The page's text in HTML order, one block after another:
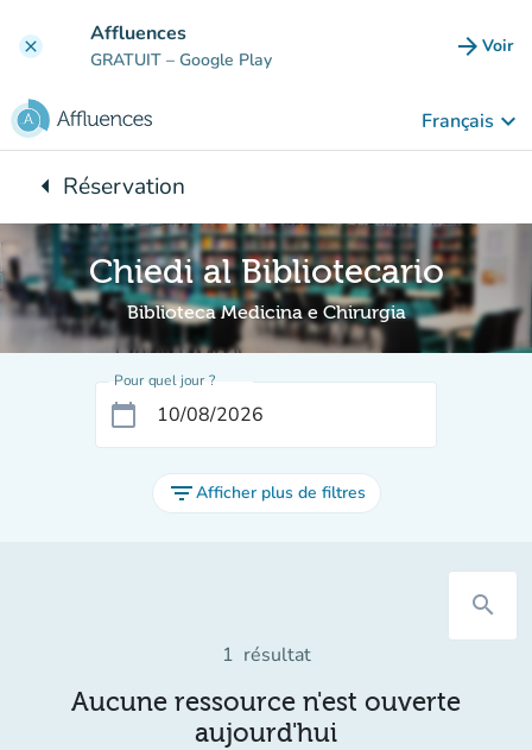
clear Affluences
GRATUIT – Google Play arrow_forward Voir
Français keyboard_arrow_down
arrow_leftRetour à :
Réservation
Chiedi al Bibliotecario
Biblioteca Medicina e Chirurgia
Pour quel jour ?
calendar_today
filter_listAfficher plus de filtres
search
1 résultat
Aucune ressource n'est ouverte
aujourd'hui